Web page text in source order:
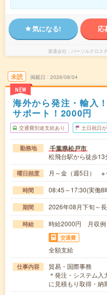
気になる! 応
派遣会社 パーソルクロス
未読
NEW
掲載日 2026/08/04
海外から発注・輸入
サポート！2000円
交通費別途支給あり 土日祝日
勤務地 千葉県松戸市
松飛台駅から徒歩13
曜日頻度 月～金（週5日） ※
時間 08:45～17:30(実働
期間 2026年08月下旬～
時給 時給2000円 月収例
交通費
全額支給
仕事内容
貿易・国際事務
＊発注・システム
に見積もり取得・